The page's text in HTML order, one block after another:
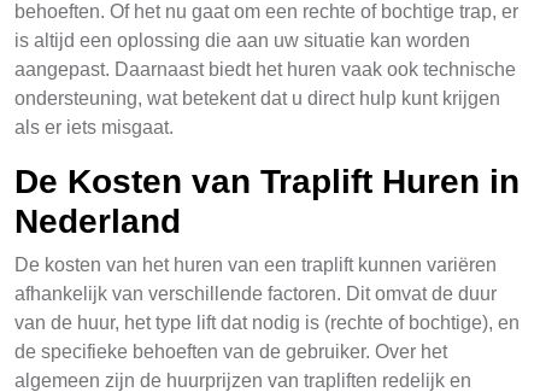
behoeften. Of het nu gaat om een rechte of bochtige trap, er
is altijd een oplossing die aan uw situatie kan worden
aangepast. Daarnaast biedt het huren vaak ook technische
ondersteuning, wat betekent dat u direct hulp kunt krijgen
als er iets misgaat.
De Kosten van Traplift Huren in
Nederland
De kosten van het huren van een traplift kunnen variëren
afhankelijk van verschillende factoren. Dit omvat de duur
van de huur, het type lift dat nodig is (rechte of bochtige), en
de specifieke behoeften van de gebruiker. Over het
algemeen zijn de huurprijzen van trapliften redelijk en